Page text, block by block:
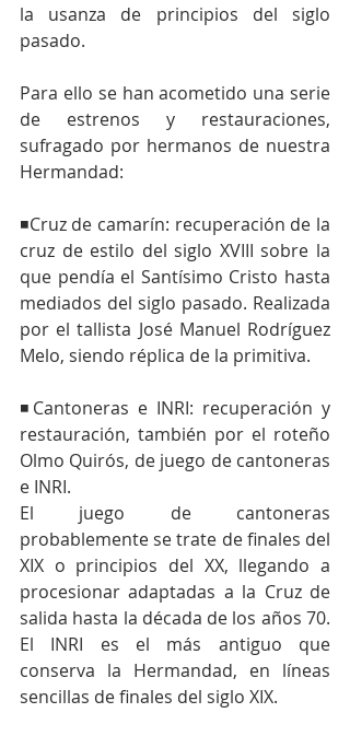
la usanza de principios del siglo
pasado.
Para ello se han acometido una serie
de estrenos y restauraciones,
sufragado por hermanos de nuestra
Hermandad:
◾Cruz de camarín: recuperación de la
cruz de estilo del siglo XVIII sobre la
que pendía el Santísimo Cristo hasta
mediados del siglo pasado. Realizada
por el tallista José Manuel Rodríguez
Melo, siendo réplica de la primitiva.
◾Cantoneras e INRI: recuperación y
restauración, también por el roteño
Olmo Quirós, de juego de cantoneras
e INRI.
El juego de cantoneras
probablemente se trate de finales del
XIX o principios del XX, llegando a
procesionar adaptadas a la Cruz de
salida hasta la década de los años 70.
El INRI es el más antiguo que
conserva la Hermandad, en líneas
sencillas de finales del siglo XIX.